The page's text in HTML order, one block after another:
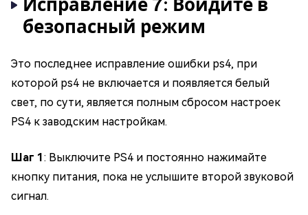
Исправление 7: Войдите в
безопасный режим
Это последнее исправление ошибки ps4, при
которой ps4 не включается и появляется белый
свет, по сути, является полным сбросом настроек
PS4 к заводским настройкам.
Шаг 1 : Выключите PS4 и постоянно нажимайте
кнопку питания, пока не услышите второй звуковой
сигнал.